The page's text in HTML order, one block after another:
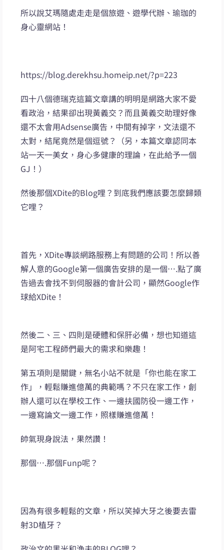
所以說艾瑪隨處走走是個旅遊、遊學代辦、瑜珈的
身心靈網站！
https://blog.derekhsu.homeip.net/?p=223
四十八個德瑞克這篇文章講的明明是網路大家不愛
看政治，結果卻出現黃義交？而且黃義交助理好像
還不太會用Adsense廣告，中間有掉字，文法還不
太對，結尾竟然是個逗號？（另，本篇文章認同本
站一天一美女，身心多健康的理論，在此給予一個
GJ！）
然後那個XDite的Blog哩？到底我們應該要怎麼歸類
它哩？
首先，XDite專談網路服務上有問題的公司！所以善
解人意的Google第一個廣告安排的是一個….點了廣
告過去會找不到伺服器的會計公司，顯然Google作
球給XDite！
然後二、三、四則是硬體和保肝必備，想也知道這
是阿宅工程師們最大的需求和樂趣！
第五項則是關鍵，無名小站不就是「你也能在家工
作」，輕鬆賺進億萬的典範嗎？不只在家工作，創
辦人還可以在學校工作、一邊扶國防役一邊工作，
一邊寫論文一邊工作，照樣賺進億萬！
帥氣現身說法，果然讚！
那個….那個Funp呢？
因為有很多輕鬆的文章，所以笑掉大牙之後要去雷
射3D植牙？